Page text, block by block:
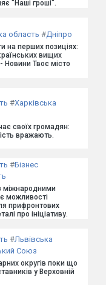
"Наші гроші".
область #Дніпро
на перших позиціях:
вищих
Новини Твоє місто
#Харківська
своїх громадян:
вражають.
#Бізнес
міжнародними
можливості
прифронтових
про ініціативу.
#Львівська
Союз
округів поки що
у Верховній